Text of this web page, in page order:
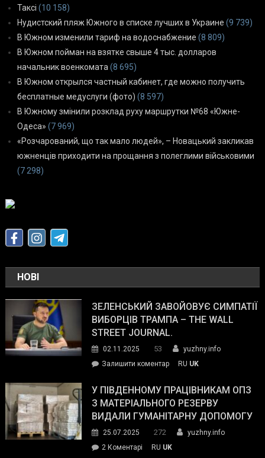
Таксі (10 158)
Нудистский пляж Южного в списке лучших в Украине (9 739)
В Южном изменили тариф на водоснабжение (8 809)
В Южном пойман на взятке свыше 4 тыс. долларов
начальник военкомата (8 695)
В Южном открылся частный кабинет, где можно получить
бесплатные медуслуги (фото) (8 597)
В Южному змінили розклад руху маршрутки №68 «Южне-
Одеса» (7 969)
«Розчарований, що так мало людей», – Новацький закликав
южненців приходити на прощання з полеглими військовими
(7 298)
НОВІ
ЗЕЛЕНСЬКИЙ ЗАВОЙОВУЄ СИМПАТІЇ
ВИБОРЦІВ ТРАМПА – THE WALL
STREET JOURNAL.
02.11.2025 53
yuzhny.info
Залишити коментарon
завойовує
симпатії
виборців
The
RU UK
У ПІВДЕННОМУ ПРАЦІВНИКАМ ОПЗ
З МАТЕРІАЛЬНОГО РЕЗЕРВУ
ВИДАЛИ ГУМАНІТАРНУ ДОПОМОГУ
25.07.2025 272
yuzhny.info
2 Коментарі
RU UK